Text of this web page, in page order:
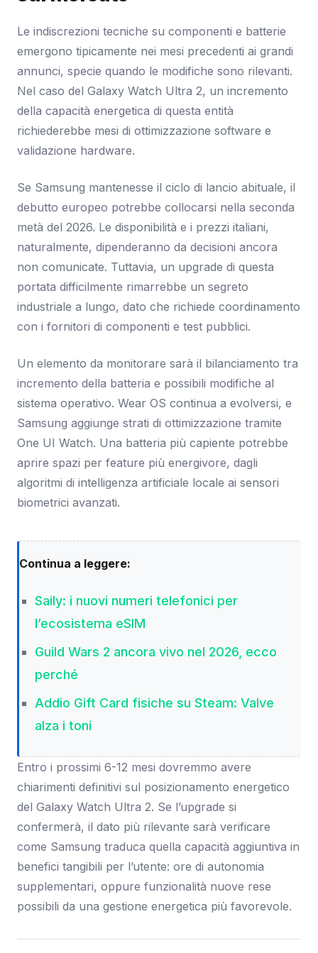
Le indiscrezioni tecniche su componenti e batterie
emergono tipicamente nei mesi precedenti ai grandi
annunci, specie quando le modifiche sono rilevanti.
Nel caso del Galaxy Watch Ultra 2, un incremento
della capacità energetica di questa entità
richiederebbe mesi di ottimizzazione software e
validazione hardware.
Se Samsung mantenesse il ciclo di lancio abituale, il
debutto europeo potrebbe collocarsi nella seconda
metà del 2026. Le disponibilità e i prezzi italiani,
naturalmente, dipenderanno da decisioni ancora
non comunicate. Tuttavia, un upgrade di questa
portata difficilmente rimarrebbe un segreto
industriale a lungo, dato che richiede coordinamento
con i fornitori di componenti e test pubblici.
Un elemento da monitorare sarà il bilanciamento tra
incremento della batteria e possibili modifiche al
sistema operativo. Wear OS continua a evolversi, e
Samsung aggiunge strati di ottimizzazione tramite
One UI Watch. Una batteria più capiente potrebbe
aprire spazi per feature più energivore, dagli
algoritmi di intelligenza artificiale locale ai sensori
biometrici avanzati.
Continua a leggere:
Saily: i nuovi numeri telefonici per
l’ecosistema eSIM
Guild Wars 2 ancora vivo nel 2026, ecco
perché
Addio Gift Card fisiche su Steam: Valve
alza i toni
Entro i prossimi 6-12 mesi dovremmo avere
chiarimenti definitivi sul posizionamento energetico
del Galaxy Watch Ultra 2. Se l’upgrade si
confermerà, il dato più rilevante sarà verificare
come Samsung traduca quella capacità aggiuntiva in
benefici tangibili per l’utente: ore di autonomia
supplementari, oppure funzionalità nuove rese
possibili da una gestione energetica più favorevole.